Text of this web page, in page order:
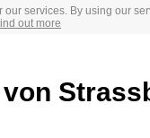
services. By using our
out more